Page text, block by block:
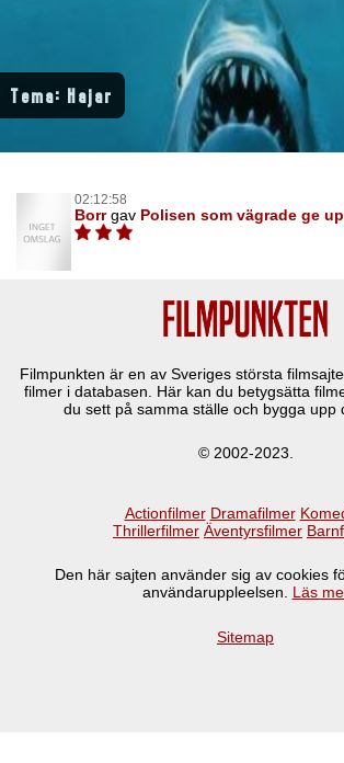
Tema: Hajar
02:12:58
Borrgav Polisen som vägrade ge
Filmpunkten är en av Sveriges största
filmer i databasen. Här kan du betygsätta
du sett på samma ställe och bygga upp
© 2002-2023.
Actionfilmer Dramafilmer
Thrillerfilmer Äventyrsfilmer
Den här sajten använder sig av cookies
användaruppleelsen. Läs
Sitemap